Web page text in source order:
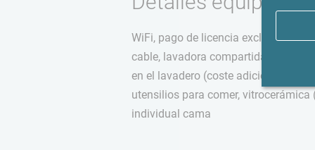
WiFi, pago de licencia excl., TV de
cable, lavadora compartida (coste
en el lavadero (coste adicional),
utensilios para comer,
individual cama